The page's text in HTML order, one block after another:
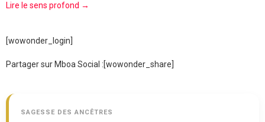
Lire le sens profond →
[wowonder_login]
Partager sur Mboa Social :[wowonder_share]
SAGESSE DES ANCÊTRES